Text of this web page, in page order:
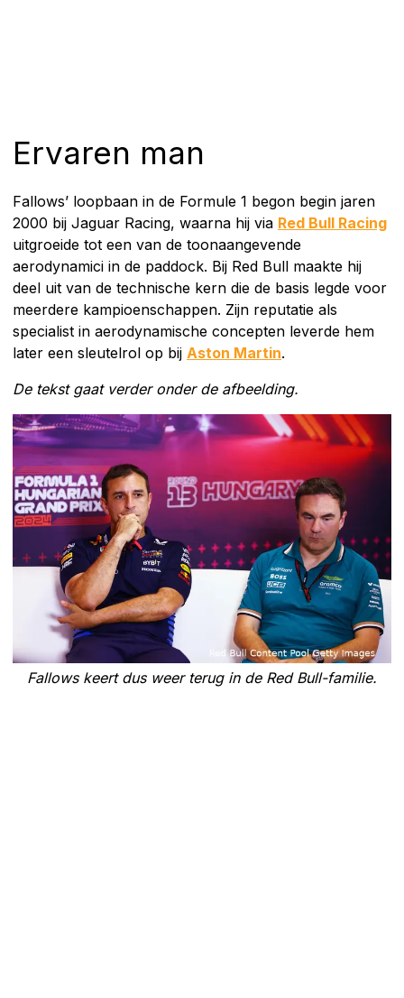
Ervaren man
Fallows’ loopbaan in de Formule 1 begon begin jaren
2000 bij Jaguar Racing, waarna hij via Red Bull Racing
uitgroeide tot een van de toonaangevende
aerodynamici in de paddock. Bij Red Bull maakte hij
deel uit van de technische kern die de basis legde voor
meerdere kampioenschappen. Zijn reputatie als
specialist in aerodynamische concepten leverde hem
later een sleutelrol op bij Aston Martin.
De tekst gaat verder onder de afbeelding.
Fallows keert dus weer terug in de Red Bull-familie.